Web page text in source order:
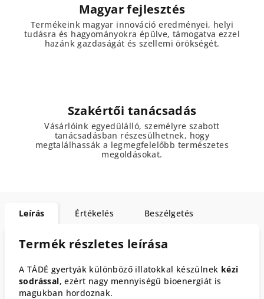
Magyar fejlesztés
Termékeink magyar innováció eredményei, helyi
tudásra és hagyományokra épülve, támogatva ezzel
hazánk gazdaságát és szellemi örökségét.
Szakértői tanácsadás
Vásárlóink egyedülálló, személyre szabott
tanácsadásban részesülhetnek, hogy
megtalálhassák a legmegfelelőbb természetes
megoldásokat.
Leírás Értékelés Beszélgetés
Termék részletes leírása
A TÁDÉ gyertyák különböző illatokkal készülnek kézi
sodrással, ezért nagy mennyiségű bioenergiát is
magukban hordoznak.